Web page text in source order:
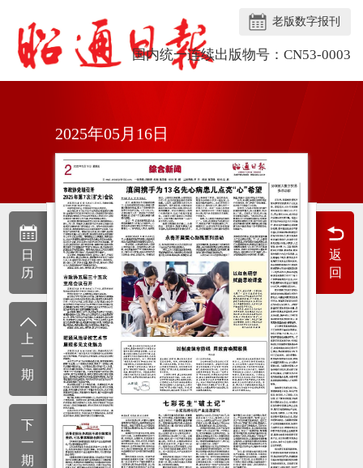
老版数字报刊
国内统一连续出版物号：CN53-0003
日
历
上
一
期
下
一
期
返
回
2025年05月16日